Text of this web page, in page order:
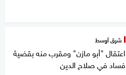
شرق أوسط
اعتقال "أبو مازن" ومقرب منه بقضية
فساد في صلاح الدين